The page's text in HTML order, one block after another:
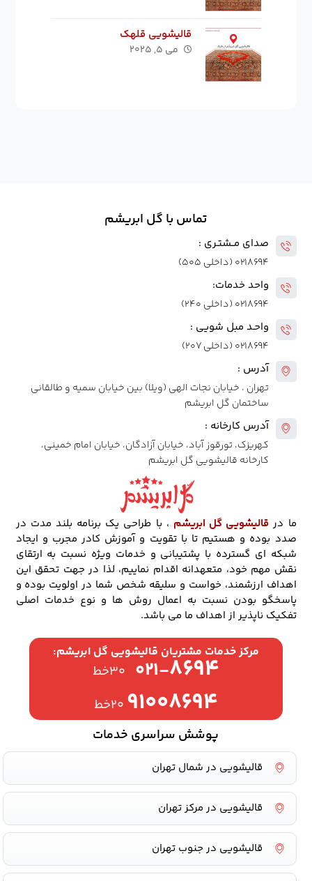
قالیشویی قلهک
می ۵, ۲۰۲۵
تماس با گل ابریشم
صدای مــشتـری :
۰۲۱۸۶۹۴ (داخلی ۵۰۵)
واحد خدمات:
۰۲۱۸۶۹۴ (داخلی ۲۴۰)
واحـد مبل شویی :
۰۲۱۸۶۹۴ (داخلی ۲۰۷)
آدرس :
تهران ، خیابان نجات الهی (ویلا) بین خیابان سمیه و طالقانی
ساختمان گل ابریشم
آدرس کارخانه :
کهریزک، تورقوز آباد، خیابان آزادگان، خیابان امام خمینی،
کارخانه قالیشویی گل ابریشم
ما در قالیشویی گل ابریشم ، با طراحی یک برنامه بلند مدت در
صدد بوده و هستیم تا با تقویت و آموزش کادر مجرب و ایجاد
شبکه ای گسترده با پشتیبانی و خدمات ویژه نسبت به ارتقای
نقش مهم خود، متعهدانه اقدام نماییم، لذا در جهت تحقق این
اهداف ارزشمند، خواست و سلیقه شخص شما در اولویت بوده و
پاسخگو بودن نسبت به اعمال روش ها و نوع خدمات اصلی
تفکیک ناپذیر از اهداف ما می باشد.
مرکز خدمات مشتریان قالیشویی گل ابریشم:
۰۲۱-۸۶۹۴ ۳۰خط
۹۱۰۰۸۶۹۴ ۲۰خط
پوشش سراسری خدمات
قالیشویی در شمال تهران
قالیشویی در مرکز تهران
قالیشویی در جنوب تهران